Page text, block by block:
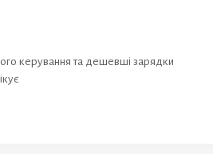
керування та дешевші зарядки